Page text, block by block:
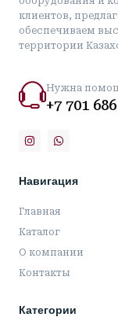
клиентов,
обеспечиваем
территории
Нужна
+7 701
Навигация
Главная
Каталог
О компании
Контакты
Категории